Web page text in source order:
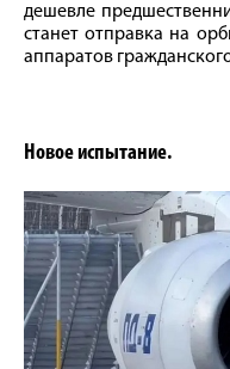
дешевле
станет отправка на
аппаратов
Новое испытание.